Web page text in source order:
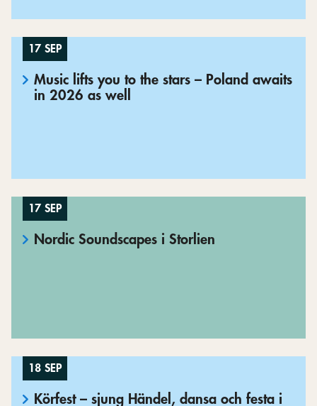
17 SEP
Music lifts you to the stars – Poland awaits
in 2026 as well
17 SEP
Nordic Soundscapes i Storlien
18 SEP
Körfest – sjung Händel, dansa och festa i